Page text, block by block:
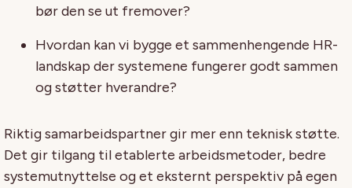
bør den se ut fremover?
Hvordan kan vi bygge et sammenhengende HR-
landskap der systemene fungerer godt sammen
og støtter hverandre?
Riktig samarbeidspartner gir mer enn teknisk støtte.
Det gir tilgang til etablerte arbeidsmetoder, bedre
systemutnyttelse og et eksternt perspektiv på egen